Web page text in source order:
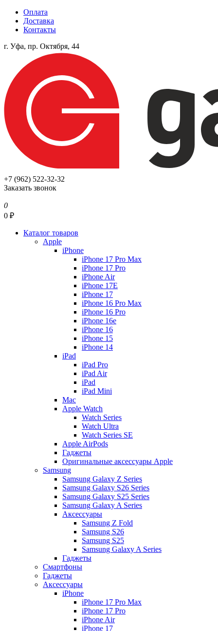
Оплата
Доставка
Контакты
г. Уфа, пр. Октября, 44
+7 (962) 522-32-32
Заказать звонок
0
0 ₽
Каталог товаров
Apple
iPhone
iPhone 17 Pro Max
iPhone 17 Pro
iPhone Air
iPhone 17E
iPhone 17
iPhone 16 Pro Max
iPhone 16 Pro
iPhone 16e
iPhone 16
iPhone 15
iPhone 14
iPad
iPad Pro
iPad Air
iPad
iPad Mini
Mac
Apple Watch
Watch Series
Watch Ultra
Watch Series SE
Apple AirPods
Гаджеты
Оригинальные аксессуары Apple
Samsung
Samsung Galaxy Z Series
Samsung Galaxy S26 Series
Samsung Galaxy S25 Series
Samsung Galaxy A Series
Аксессуары
Samsung Z Fold
Samsung S26
Samsung S25
Samsung Galaxy A Series
Гаджеты
Смартфоны
Гаджеты
Аксессуары
iPhone
iPhone 17 Pro Max
iPhone 17 Pro
iPhone Air
iPhone 17